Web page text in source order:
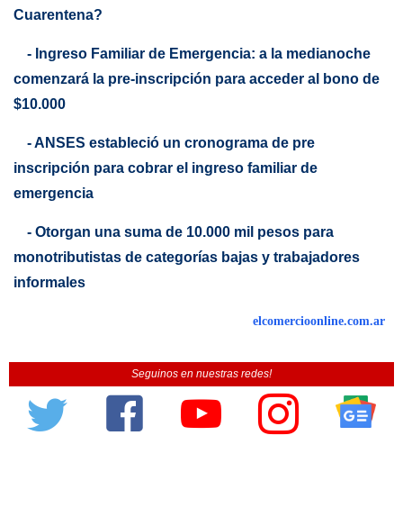
Cuarentena?
- Ingreso Familiar de Emergencia: a la medianoche
comenzará la pre-inscripción para acceder al bono de
$10.000
- ANSES estableció un cronograma de pre
inscripción para cobrar el ingreso familiar de
emergencia
- Otorgan una suma de 10.000 mil pesos para
monotributistas de categorías bajas y trabajadores
informales
elcomercioonline.com.ar
Seguinos en nuestras redes!